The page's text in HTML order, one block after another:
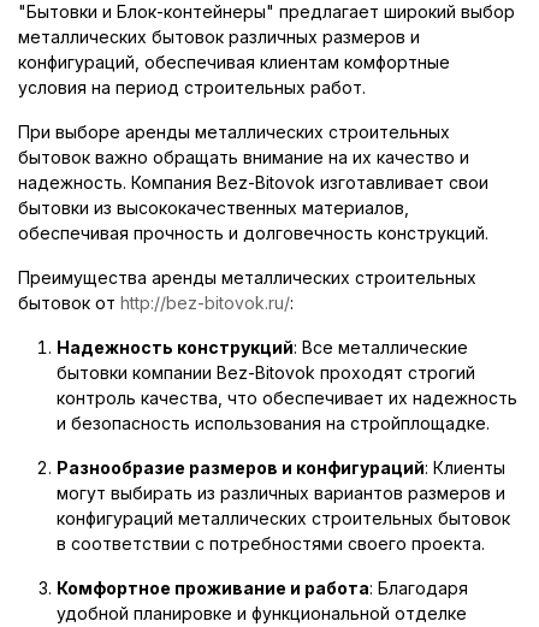
"Бытовки и Блок-контейнеры" предлагает широкий выбор
металлических бытовок различных размеров и
конфигураций, обеспечивая клиентам комфортные
условия на период строительных работ.
При выборе аренды металлических строительных
бытовок важно обращать внимание на их качество и
надежность. Компания Bez-Bitovok изготавливает свои
бытовки из высококачественных материалов,
обеспечивая прочность и долговечность конструкций.
Преимущества аренды металлических строительных
бытовок от http://bez-bitovok.ru/:
Надежность конструкций: Все металлические
бытовки компании Bez-Bitovok проходят строгий
контроль качества, что обеспечивает их надежность
и безопасность использования на стройплощадке.
Разнообразие размеров и конфигураций: Клиенты
могут выбирать из различных вариантов размеров и
конфигураций металлических строительных бытовок
в соответствии с потребностями своего проекта.
Комфортное проживание и работа: Благодаря
удобной планировке и функциональной отделке